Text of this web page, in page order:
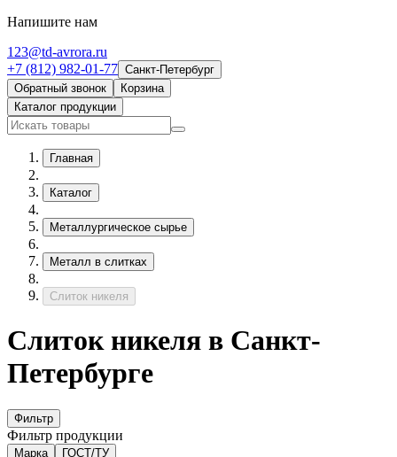
Напишите нам
123@td-avrora.ru
+7 (812) 982-01-77 Санкт-Петербург
Обратный звонок
Корзина
Каталог продукции
Главная
Каталог
Металлургическое сырье
Металл в слитках
Слиток никеля
Слиток никеля в Санкт-
Петербурге
Фильтр
Фильтр продукции
Марка ГОСТ/ТУ